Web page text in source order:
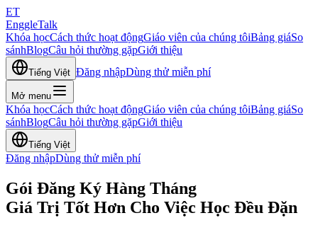
ET
EnggleTalk
Khóa họcCách thức hoạt độngGiáo viên của chúng tôiBảng giáSo
sánhBlogCâu hỏi thường gặpGiới thiệu
Tiếng Việt Đăng nhậpDùng thử miễn phí
Mở menu
Khóa họcCách thức hoạt độngGiáo viên của chúng tôiBảng giáSo
sánhBlogCâu hỏi thường gặpGiới thiệu
Tiếng Việt
Đăng nhậpDùng thử miễn phí
Gói Đăng Ký Hàng Tháng
Giá Trị Tốt Hơn Cho Việc Học Đều Đặn